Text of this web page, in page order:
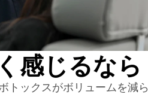
感じるなら
トックスがボリュームを減ら